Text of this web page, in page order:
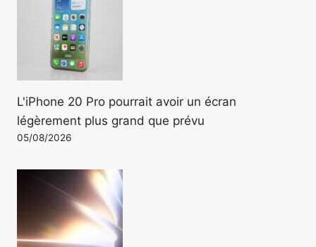
L'iPhone 20 Pro pourrait avoir un écran
légèrement plus grand que prévu
05/08/2026